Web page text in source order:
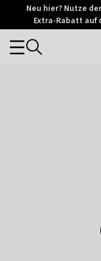
Otrium
Trustpilot
Neu hier? Nutze
Extra-Rabatt auf
Categories